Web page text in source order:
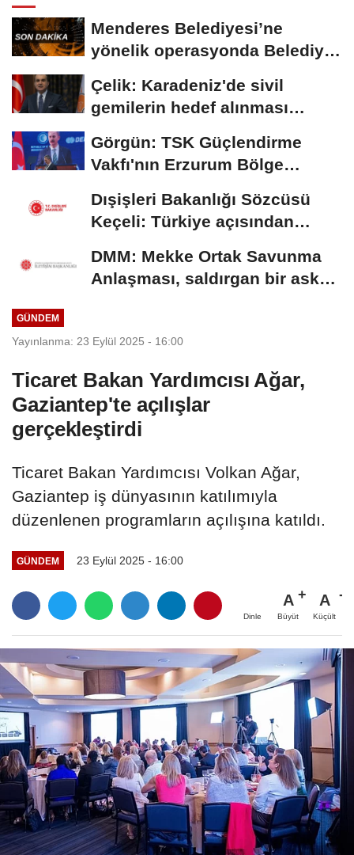
Menderes Belediyesi’ne
yönelik operasyonda Belediye
Çelik: Karadeniz'de sivil
gemilerin hedef alınması
Görgün: TSK Güçlendirme
Vakfı'nın Erzurum Bölge
Dışişleri Bakanlığı Sözcüsü
Keçeli: Türkiye açısından
DMM: Mekke Ortak Savunma
Anlaşması, saldırgan bir askeri
GÜNDEM
Yayınlanma: 23 Eylül 2025 - 16:00
Ticaret Bakan Yardımcısı Ağar,
Gaziantep'te açılışlar
gerçekleştirdi
Ticaret Bakan Yardımcısı Volkan Ağar,
Gaziantep iş dünyasının katılımıyla
düzenlenen programların açılışına katıldı.
GÜNDEM 23 Eylül 2025 - 16:00
Dinle
A
Büyüt
A
Küçült